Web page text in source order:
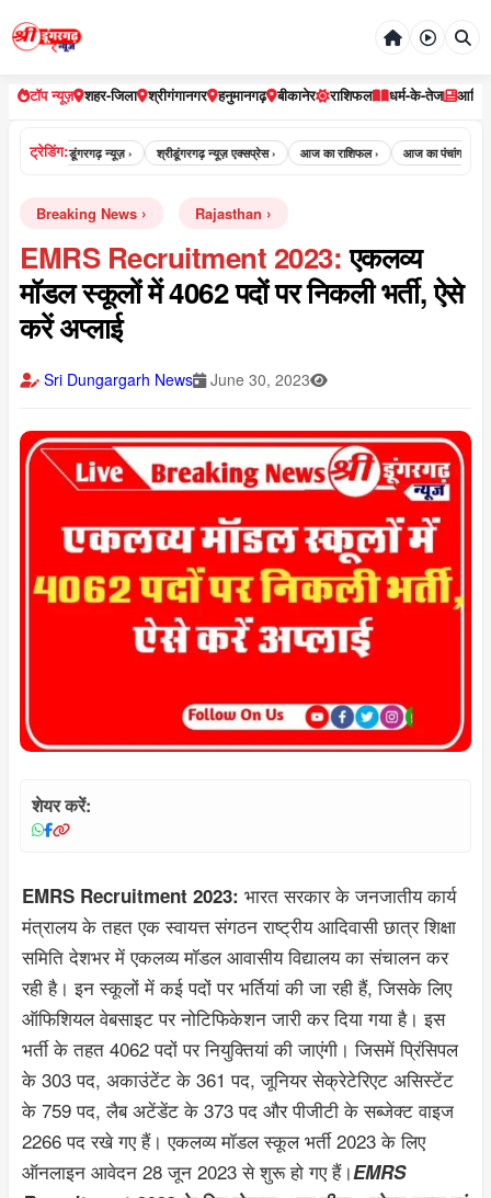
टॉप न्यूज़ शहर-जिला श्रीगंगानगर हनुमानगढ़ बीकानेर राशिफल धर्म-के-तेज
ट्रेडिंग:
श्री डूंगरगढ़ न्यूज़ › श्रीडूंगरगढ़ न्यूज़ एक्सप्रेस › आज का राशिफल › आज का पंचांग ›
Breaking News Rajasthan
EMRS Recruitment 2023: एकलव्य
मॉडल स्कूलों में 4062 पदों पर निकली भर्ती, ऐसे
करें अप्लाई
Sri Dungargarh News June 30, 2023
शेयर करें:
EMRS Recruitment 2023: भारत सरकार के जनजातीय कार्य
मंत्रालय के तहत एक स्वायत्त संगठन राष्ट्रीय आदिवासी छात्र शिक्षा
समिति देशभर में एकलव्य मॉडल आवासीय विद्यालय का संचालन कर
रही है। इन स्कूलों में कई पदों पर भर्तियां की जा रही हैं, जिसके लिए
ऑफिशियल वेबसाइट पर नोटिफिकेशन जारी कर दिया गया है। इस
भर्ती के तहत 4062 पदों पर नियुक्तियां की जाएंगी। जिसमें प्रिंसिपल
के 303 पद, अकाउंटेंट के 361 पद, जूनियर सेक्रेटेरिएट असिस्टेंट
के 759 पद, लैब अटेंडेंट के 373 पद और पीजीटी के सब्जेक्ट वाइज
2266 पद रखे गए हैं। एकलव्य मॉडल स्कूल भर्ती 2023 के लिए
ऑनलाइन आवेदन 28 जून 2023 से शुरू हो गए हैं।EMRS